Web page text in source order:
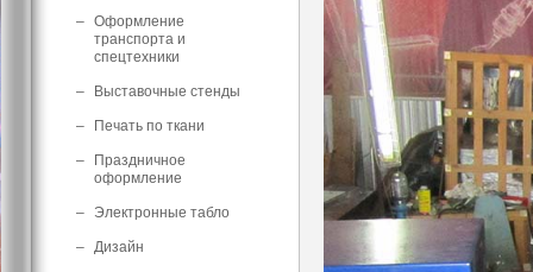
– Оформление
транспорта и
спецтехники
– Выставочные стенды
– Печать по ткани
–
Праздничное
оформление
– Электронные табло
– Дизайн